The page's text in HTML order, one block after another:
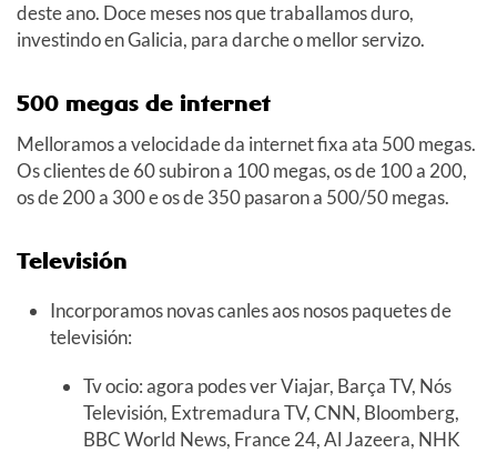
deste ano. Doce meses nos que traballamos duro,
investindo en Galicia, para darche o mellor servizo.
500 megas de internet
Melloramos a velocidade da internet fixa ata 500 megas.
Os clientes de 60 subiron a 100 megas, os de 100 a 200,
os de 200 a 300 e os de 350 pasaron a 500/50 megas.
Televisión
Incorporamos novas canles aos nosos paquetes de
televisión:
Tv ocio: agora podes ver Viajar, Barça TV, Nós
Televisión, Extremadura TV, CNN, Bloomberg,
BBC World News, France 24, Al Jazeera, NHK